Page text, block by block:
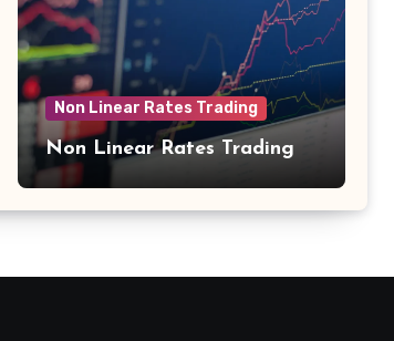
Non Linear Rates Trading
Non Linear Rates Trading